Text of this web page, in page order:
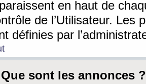
en haut de
de l’Utilisateur. Les
définies par
sont les annonces ?